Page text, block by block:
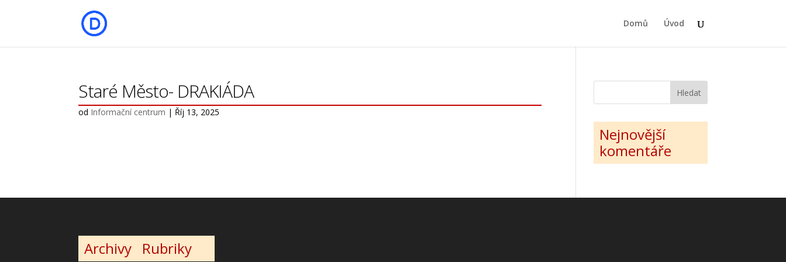
Domů Úvod
Staré Město- DRAKIÁDA
od Informační centrum | Říj 13, 2025
Nejnovější
komentáře
Archivy Rubriky